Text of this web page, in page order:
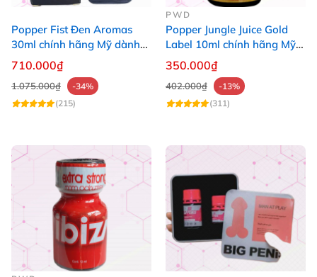
Popper Fist Đen Aromas
30ml chính hãng Mỹ dành
cho Top Bot
710.000₫
1.075.000₫
-34%
(215)
PWD
Popper Jungle Juice Gold
Label 10ml chính hãng Mỹ
USA PWD
350.000₫
402.000₫
-13%
(311)